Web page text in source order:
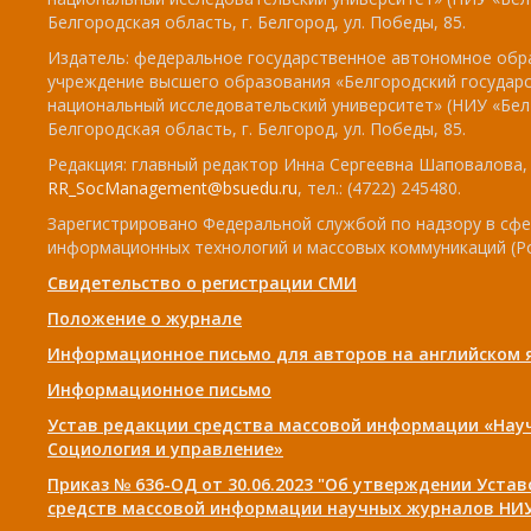
Белгородская область, г. Белгород, ул. Победы, 85.
Издатель: федеральное государственное автономное
учреждение высшего образования «Белгородский
национальный исследовательский университет» (НИУ
Белгородская область, г. Белгород, ул. Победы, 85.
Редакция: главный редактор Инна Сергеевна
RR_SocManagement@bsuedu.ru, тел.: (4722) 245480.
Зарегистрировано Федеральной службой по надзору в
информационных технологий и массовых коммуникаций
Свидетельство о регистрации СМИ
Положение о журнале
Информационное письмо для авторов на английском
Информационное письмо
Устав редакции средства массовой информации
Социология и управление»
Приказ № 636-ОД от 30.06.2023 "Об утверждении
средств массовой информации научных журналов